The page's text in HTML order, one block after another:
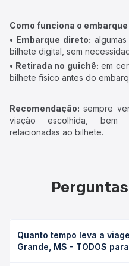
Como funciona o embarque
• Embarque direto:
bilhete digital, sem
• Retirada no guichê: em
bilhete físico antes do
Recomendação: sempre
viação escolhida, bem
relacionadas ao bilhete.
Quanto tempo leva a
Grande, MS - TODOS